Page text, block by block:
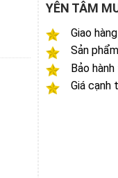
YÊN TÂM
Giao
Sản
Bảo
Giá cạnh